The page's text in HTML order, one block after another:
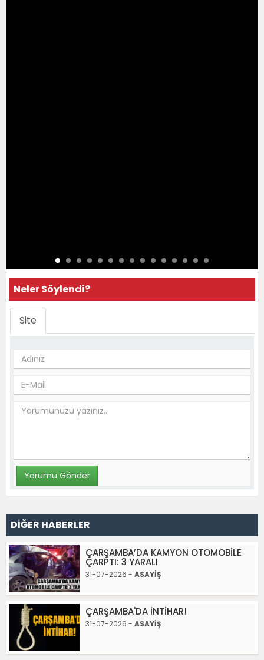
Neler Söylendi?
Site
DİĞER HABERLER
ÇARŞAMBA’DA KAMYON OTOMOBİLE
ÇARPTI: 3 YARALI
31-07-2026 - ASAYİŞ
ÇARŞAMBA'DA İNTİHAR!
31-07-2026 - ASAYİŞ